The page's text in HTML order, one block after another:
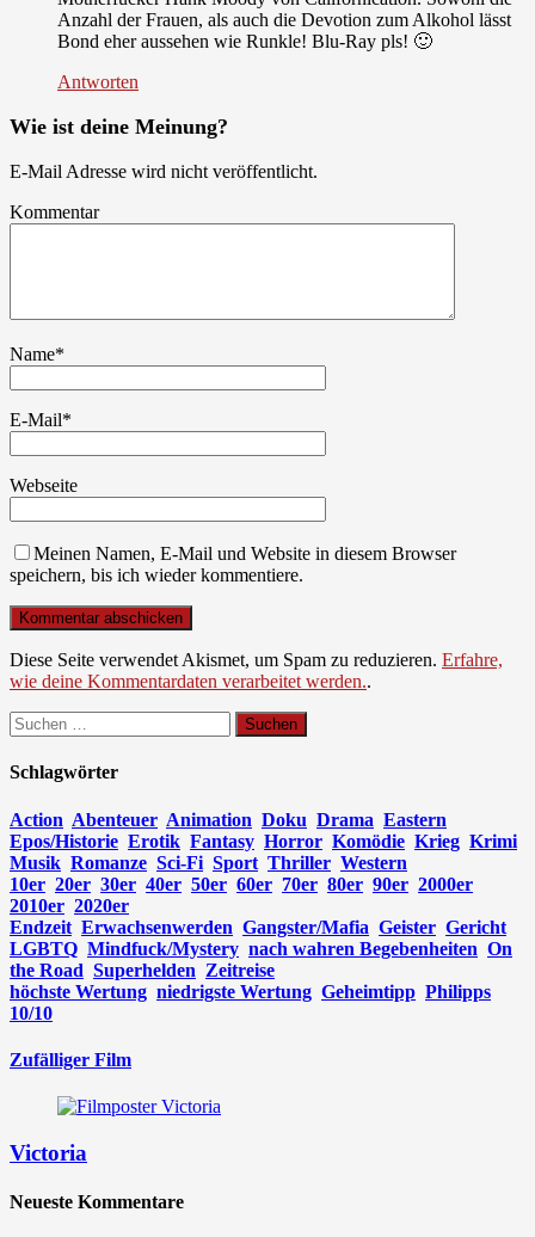
Anzahl der Frauen, als auch die Devotion zum Alkohol lässt
Bond eher aussehen wie Runkle! Blu-Ray pls! 🙂
Antworten
Wie ist deine Meinung?
E-Mail Adresse wird nicht veröffentlicht.
Kommentar
Name*
E-Mail*
Webseite
Meinen Namen, E-Mail und Website in diesem Browser
speichern, bis ich wieder kommentiere.
Diese Seite verwendet Akismet, um Spam zu reduzieren. Erfahre,
wie deine Kommentardaten verarbeitet werden..
Suchen
nach:
Schlagwörter
Action Abenteuer Animation Doku Drama Eastern
Epos/Historie Erotik Fantasy Horror Komödie Krieg Krimi
Musik Romanze Sci-Fi Sport Thriller Western
10er 20er 30er 40er 50er 60er 70er 80er 90er 2000er
2010er 2020er
Endzeit Erwachsenwerden Gangster/Mafia Geister Gericht
LGBTQ Mindfuck/Mystery nach wahren Begebenheiten On
the Road Superhelden Zeitreise
höchste Wertung niedrigste Wertung Geheimtipp Philipps
10/10
Zufälliger Film
Victoria
Neueste Kommentare